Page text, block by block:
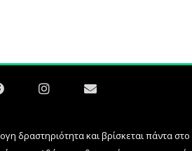
δραστηριότητα και βρίσκεται πάντα